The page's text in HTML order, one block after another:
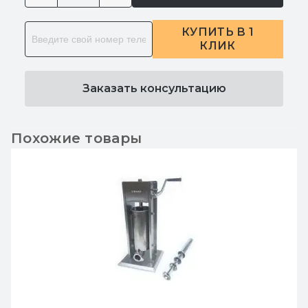
КУПИТЬ В 1
КЛИК
Заказать консультацию
Похожие товары